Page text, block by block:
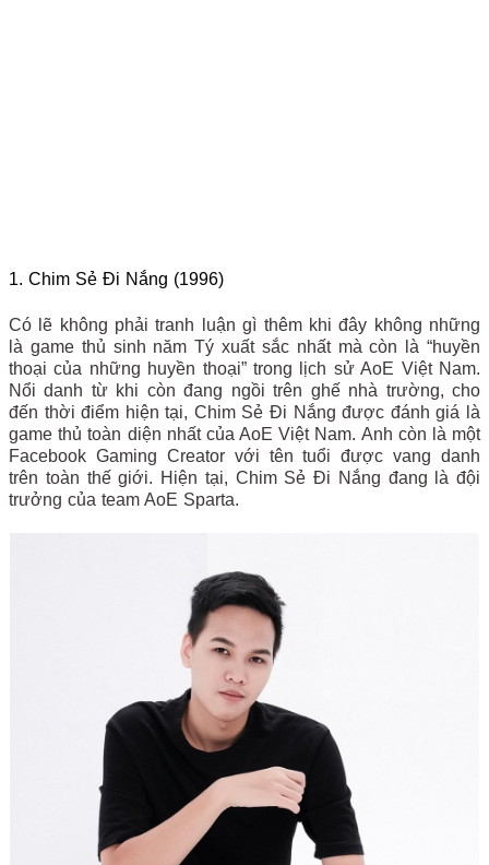
1. Chim Sẻ Đi Nắng (1996)
Có lẽ không phải tranh luận gì thêm khi đây không những
là game thủ sinh năm Tý xuất sắc nhất mà còn là “huyền
thoại của những huyền thoại” trong lịch sử AoE Việt Nam.
Nổi danh từ khi còn đang ngồi trên ghế nhà trường, cho
đến thời điểm hiện tại, Chim Sẻ Đi Nắng được đánh giá là
game thủ toàn diện nhất của AoE Việt Nam. Anh còn là một
Facebook Gaming Creator với tên tuổi được vang danh
trên toàn thế giới. Hiện tại, Chim Sẻ Đi Nắng đang là đội
trưởng của team AoE Sparta.